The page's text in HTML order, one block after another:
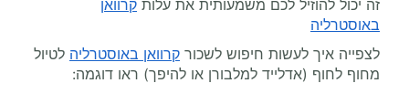
זה יכול להוזיל לכם משמעותית את עלות קרוואן
באוסטרליה
לצפייה איך לעשות חיפוש לשכור קרוואן באוסטרליה לטיול
מחוף לחוף (אדלייד למלבורן או להיפך) ראו דוגמה: